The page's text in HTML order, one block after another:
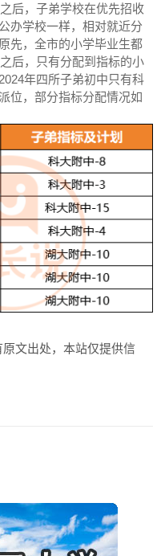
后，子弟学校在优先招收
办学校一样，相对就近分
先，全市的小学毕业生都
后，只有分配到指标的小
年四所子弟初中只有科
位，部分指标分配情况如
文出处，本站仅提供信